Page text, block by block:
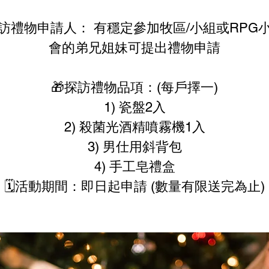
禮物申請人： 有穩定參加牧區/小組或RPG
會的弟兄姐妹可提出禮物申請
🎁探訪禮物品項：(每戶擇一)
1) 瓷盤2入
2) 殺菌光酒精噴霧機1入
3) 男仕用斜背包
4) 手工皂禮盒